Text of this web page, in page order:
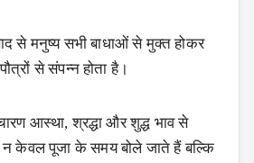
से मनुष्य सभी बाधाओं से मुक्त होकर
से संपन्न होता है।
आस्था, श्रद्धा और शुद्ध भाव से
न केवल पूजा के समय बोले जाते हैं बल्कि